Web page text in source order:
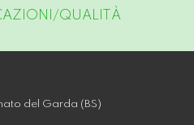
QUALITÀ
del Garda (BS)